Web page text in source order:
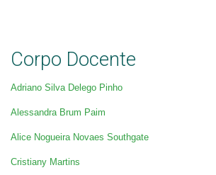
Corpo Docente
Adriano Silva Delego Pinho
Alessandra Brum Paim
Alice Nogueira Novaes Southgate
Cristiany Martins